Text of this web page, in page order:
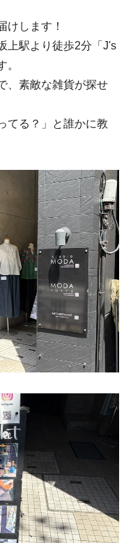
けします！
上駅より徒歩2分「J's
。
、素敵な雑貨が探せ
てる？」と誰かに教